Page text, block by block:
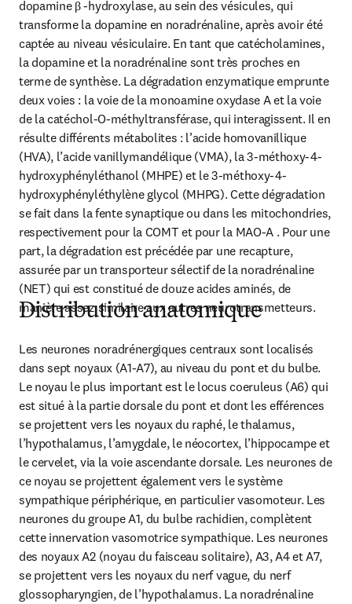
dopamine β -hydroxylase, au sein des vésicules, qui
transforme la dopamine en noradrénaline, après avoir été
captée au niveau vésiculaire. En tant que catécholamines,
la dopamine et la noradrénaline sont très proches en
terme de synthèse. La dégradation enzymatique emprunte
deux voies : la voie de la monoamine oxydase A et la voie
de la catéchol-O-méthyltransférase, qui interagissent. Il en
résulte différents métabolites : l’acide homovanillique
(HVA), l’acide vanillymandélique (VMA), la 3-méthoxy-4-
hydroxyphényléthanol (MHPE) et le 3-méthoxy-4-
hydroxyphényléthylène glycol (MHPG). Cette dégradation
se fait dans la fente synaptique ou dans les mitochondries,
respectivement pour la COMT et pour la MAO-A . Pour une
part, la dégradation est précédée par une recapture,
assurée par un transporteur sélectif de la noradrénaline
(NET) qui est constitué de douze acides aminés, de
manière assez similaire aux autres neurotransmetteurs.
Distribution anatomique
Les neurones noradrénergiques centraux sont localisés
dans sept noyaux (A1-A7), au niveau du pont et du bulbe.
Le noyau le plus important est le locus coeruleus (A6) qui
est situé à la partie dorsale du pont et dont les efférences
se projettent vers les noyaux du raphé, le thalamus,
l’hypothalamus, l’amygdale, le néocortex, l’hippocampe et
le cervelet, via la voie ascendante dorsale. Les neurones de
ce noyau se projettent également vers le système
sympathique périphérique, en particulier vasomoteur. Les
neurones du groupe A1, du bulbe rachidien, complètent
cette innervation vasomotrice sympathique. Les neurones
des noyaux A2 (noyau du faisceau solitaire), A3, A4 et A7,
se projettent vers les noyaux du nerf vague, du nerf
glossopharyngien, de l’hypothalamus. La noradrénaline